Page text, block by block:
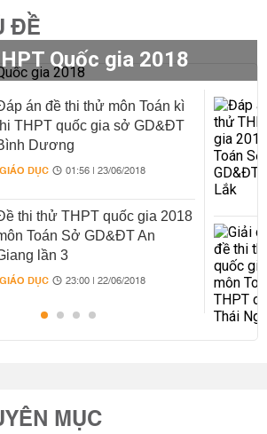
ĐỀ
Quốc gia 2018
án đề thi thử môn Toán kì
THPT quốc gia sở GD&ĐT
Dương
GIÁO DỤC 01:56 | 23/06/2018
thi thử THPT quốc gia 2018
Toán Sở GD&ĐT An
lần 3
GIÁO DỤC 23:00 | 22/06/2018
MỤC